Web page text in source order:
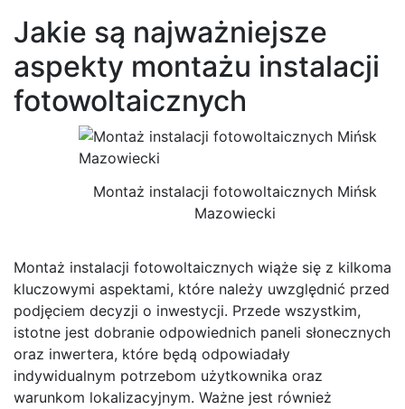
Jakie są najważniejsze
aspekty montażu instalacji
fotowoltaicznych
Montaż instalacji fotowoltaicznych Mińsk
Mazowiecki
Montaż instalacji fotowoltaicznych wiąże się z kilkoma
kluczowymi aspektami, które należy uwzględnić przed
podjęciem decyzji o inwestycji. Przede wszystkim,
istotne jest dobranie odpowiednich paneli słonecznych
oraz inwertera, które będą odpowiadały
indywidualnym potrzebom użytkownika oraz
warunkom lokalizacyjnym. Ważne jest również